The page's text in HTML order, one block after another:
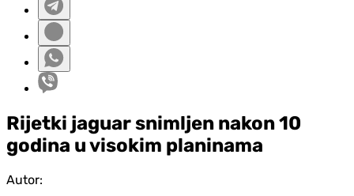
Rijetki jaguar snimljen nakon 10
godina u visokim planinama
Autor: